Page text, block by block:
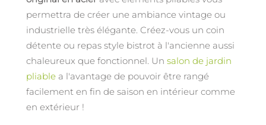
permettra de créer une ambiance vintage ou
industrielle très élégante. Créez-vous un coin
détente ou repas style bistrot à l'ancienne aussi
chaleureux que fonctionnel. Un salon de jardin
pliable a l'avantage de pouvoir être rangé
facilement en fin de saison en intérieur comme
en extérieur !